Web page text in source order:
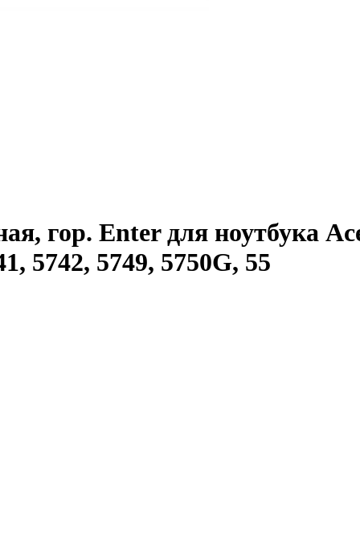
гор. Enter для ноутбука
5742, 5749, 5750G, 55